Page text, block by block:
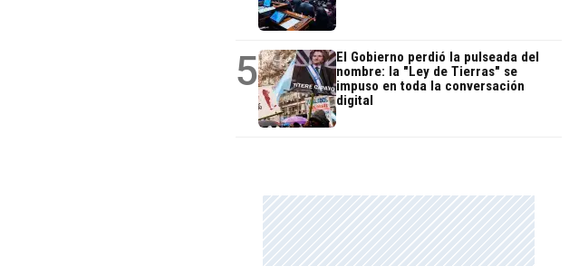
5
El Gobierno perdió la pulseada del
nombre: la "Ley de Tierras" se
impuso en toda la conversación
digital